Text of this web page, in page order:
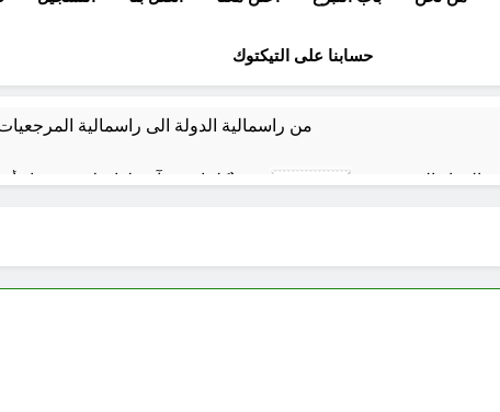
حسابنا على التيكتوك
من راسمالية الدولة الى راسمالية
كلمات قرآنية لها علاقة بمشاة أربعين الحسين: تسقي، آثر (ح 11)
المنبر ماذا لو كان المدير اقوى من الوزير ؟